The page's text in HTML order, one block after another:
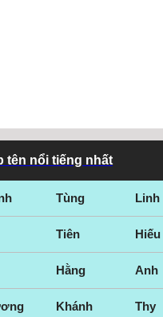
tên nổi tiếng nhất
Tùng Linh
Tiên Hiếu
Hằng Anh
Khánh Thy